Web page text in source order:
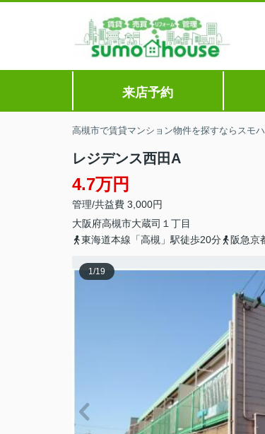
来店予約
高槻市で賃貸マンション物件を探すならスモ
レジデンス西田A
4.7万円
管理/共益費 3,000円
大阪府高槻市大蔵司 １丁目
東海道本線「高槻」駅徒歩20分
阪急京
1/19